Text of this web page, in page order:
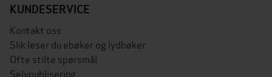
KUNDESERVICE
Kontakt oss
Slik leser du ebøker og lydbøker
Ofte stilte spørsmål
Selvpublisering